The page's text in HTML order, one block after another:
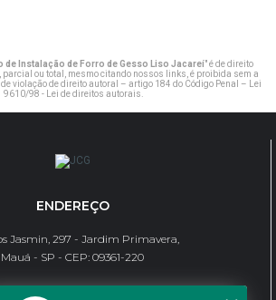
de Instalação de Forro de Gesso Liso Jacareí" é de direito
parcial ou total, mesmo citando nossos links, é proibida sem a
violação de direito autoral – artigo 184 do Código Penal – Lei
9610/98 - Lei de direitos autorais.
ENDEREÇO
Jasmin, 297 - Jardim Primavera,
Mauá - SP - CEP: 09361-220